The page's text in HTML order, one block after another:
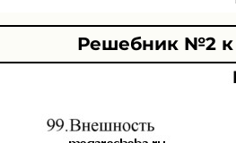
Решебник №2 к